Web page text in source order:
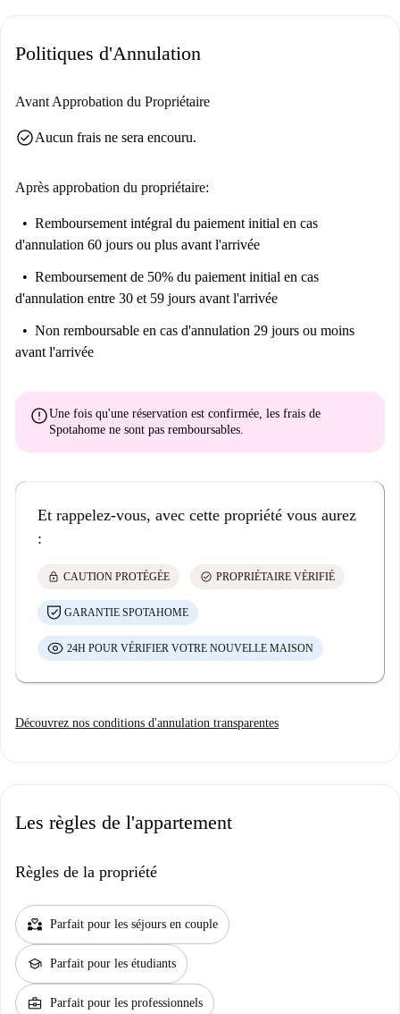
Politiques d'Annulation
Avant Approbation du Propriétaire
check_circleAucun frais ne sera encouru.
Après approbation du propriétaire:
Remboursement intégral du paiement initial en cas
d'annulation 60 jours ou plus avant l'arrivée
Remboursement de 50% du paiement initial en cas
d'annulation entre 30 et 59 jours avant l'arrivée
Non remboursable en cas d'annulation 29 jours ou moins
avant l'arrivée
errorUne fois qu'une réservation est confirmée, les frais de
Spotahome ne sont pas remboursables.
Et rappelez-vous, avec cette propriété vous aurez
:
lock CAUTION PROTÉGÉE check_circle PROPRIÉTAIRE VÉRIFIÉ
GARANTIE SPOTAHOME
24H POUR VÉRIFIER VOTRE NOUVELLE MAISON
Découvrez nos conditions d'annulation transparentes
Les règles de l'appartement
Règles de la propriété
partner_heart Parfait pour les séjours en couple
school Parfait pour les étudiants
business_center Parfait pour les professionnels